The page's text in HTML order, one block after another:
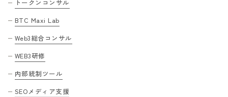
トークンコンサル
BTC Maxi Lab
Web3総合コンサル
WEB3研修
内部統制ツール
SEOメディア支援